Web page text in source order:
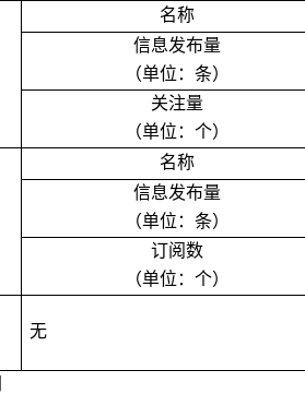
名称
信息发布量
（单位：条）
关注量
（单位：个）
名称
信息发布量
（单位：条）
订阅数
（单位：个）
无